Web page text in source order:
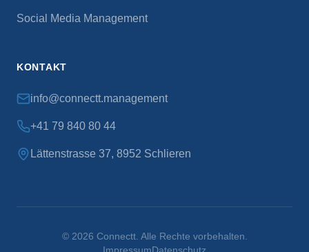
Social Media Management
KONTAKT
info@connectt.management
+41 79 840 80 44
Lättenstrasse 37, 8952 Schlieren
© 2026 Connectt. Alle Rechte vorbehalten.